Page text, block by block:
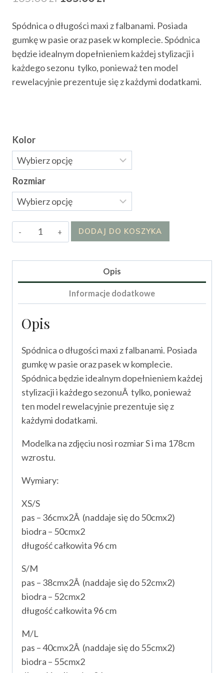
wynosiła:
165.00 zł.
wynosi:
135.00 zł.
Spódnica o długości maxi z falbanami. Posiada
gumkę w pasie oraz pasek w komplecie. Spódnica
będzie idealnym dopełnieniem każdej stylizacji i
każdego sezonu tylko, ponieważ ten model
rewelacyjnie prezentuje się z każdymi dodatkami.
Kolor
Rozmiar
ilość
Spódnica
DODAJ DO KOSZYKA
Opis
Informacje dodatkowe
Opis
Spódnica o długości maxi z falbanami. Posiada
gumkę w pasie oraz pasek w komplecie.
Spódnica będzie idealnym dopełnieniem każdej
stylizacji i każdego sezonuÂ tylko, ponieważ
ten model rewelacyjnie prezentuje się z
każdymi dodatkami.
Modelka na zdjęciu nosi rozmiar S i ma 178cm
wzrostu.
Wymiary:
XS/S
pas – 36cmx2Â (naddaje się do 50cmx2)
biodra – 50cmx2
długość całkowita 96 cm
S/M
pas – 38cmx2Â (naddaje się do 52cmx2)
biodra – 52cmx2
długość całkowita 96 cm
M/L
pas – 40cmx2Â (naddaje się do 55cmx2)
biodra – 55cmx2